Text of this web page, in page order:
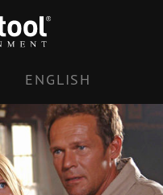
ENGLISH